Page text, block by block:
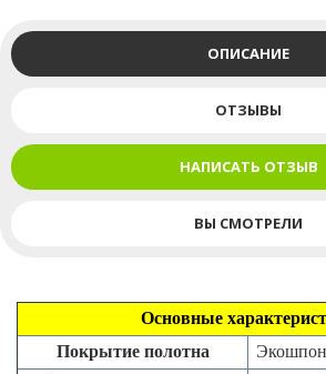
ОПИСАНИЕ
ОТЗЫВЫ
НАПИСАТЬ ОТЗЫВ
ВЫ СМОТРЕЛИ
Основные
Покрытие полотна